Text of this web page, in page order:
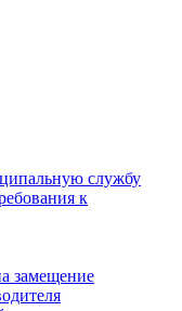
службу
к
замещение